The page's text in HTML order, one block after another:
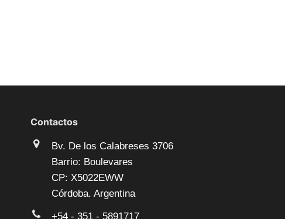
Contactos
Bv. De los Calabreses 3706
Barrio: Boulevares
CP: X5022EWW
Córdoba. Argentina
+54 - 351 - 5891717